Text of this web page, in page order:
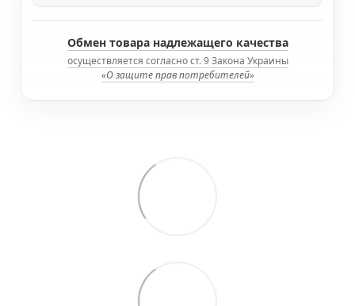
Обмен товара надлежащего качества
осуществляется согласно ст. 9 Закона Украины
«О защите прав потребителей»